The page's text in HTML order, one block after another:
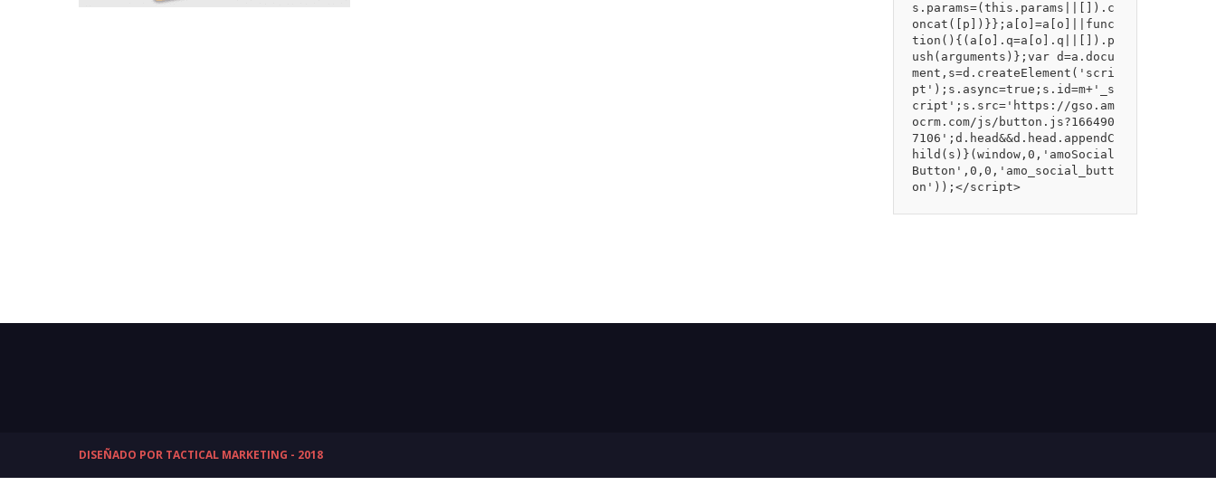
s.params=(this.params||[]).c
oncat([p])}};a[o]=a[o]||func
tion(){(a[o].q=a[o].q||[]).p
ush(arguments)};var d=a.docu
ment,s=d.createElement('scri
pt');s.async=true;s.id=m+'_s
cript';s.src='https://gso.am
ocrm.com/js/button.js?166490
7106';d.head&&d.head.appendC
hild(s)}(window,0,'amoSocial
Button',0,0,'amo_social_butt
on'));</script>
DISEÑADO POR TACTICAL MARKETING - 2018